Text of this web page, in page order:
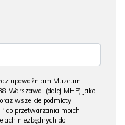
upoważniam Muzeum
Warszawa, (dalej MHP) jako
wszelkie podmioty
do przetwarzania moich
niezbędnych do